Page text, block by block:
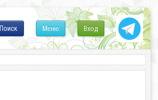
Вход
Меню
Поиск